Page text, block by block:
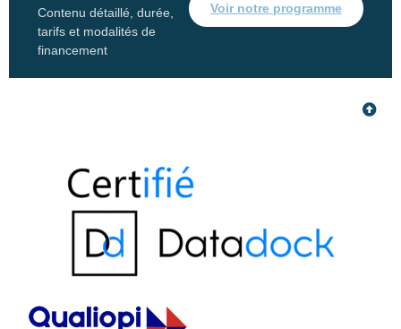
Contenu détaillé, durée,
tarifs et modalités de
financement
Voir notre programme